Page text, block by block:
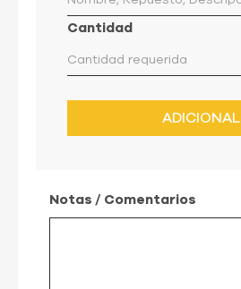
Cantidad
ADICIONAL
Notas / Comentarios